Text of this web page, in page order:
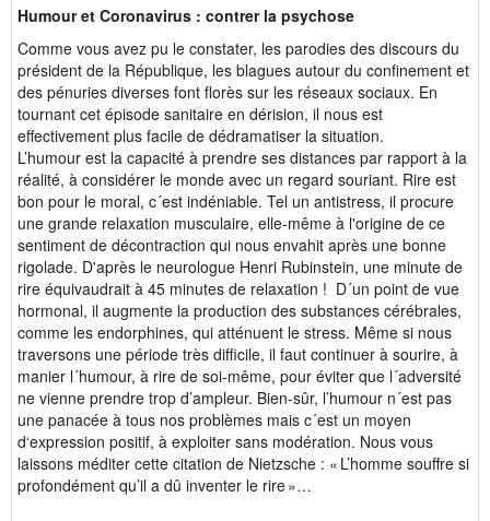
Humour et Coronavirus : contrer la psychose
Comme vous avez pu le constater, les parodies des discours du
président de la République, les blagues autour du confinement et
des pénuries diverses font florès sur les réseaux sociaux. En
tournant cet épisode sanitaire en dérision, il nous est
effectivement plus facile de dédramatiser la situation.
L’humour est la capacité à prendre ses distances par rapport à la
réalité, à considérer le monde avec un regard souriant. Rire est
bon pour le moral, c´est indéniable. Tel un antistress, il procure
une grande relaxation musculaire, elle-même à l'origine de ce
sentiment de décontraction qui nous envahit après une bonne
rigolade. D'après le neurologue Henri Rubinstein, une minute de
rire équivaudrait à 45 minutes de relaxation ! D´un point de vue
hormonal, il augmente la production des substances cérébrales,
comme les endorphines, qui atténuent le stress. Même si nous
traversons une période très difficile, il faut continuer à sourire, à
manier l´humour, à rire de soi-même, pour éviter que l´adversité
ne vienne prendre trop d’ampleur. Bien-sûr, l’humour n´est pas
une panacée à tous nos problèmes mais c´est un moyen
d‘expression positif, à exploiter sans modération. Nous vous
laissons méditer cette citation de Nietzsche : « L’homme souffre si
profondément qu’il a dû inventer le rire »…